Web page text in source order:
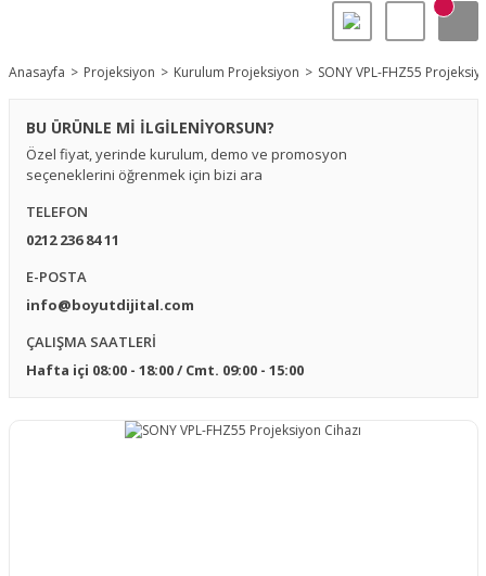
Anasayfa Projeksiyon Kurulum Projeksiyon SONY VPL-FHZ55
BU ÜRÜNLE Mİ İLGİLENİYORSUN?
Özel fiyat, yerinde kurulum, demo ve promosyon
seçeneklerini öğrenmek için bizi ara
TELEFON
0212 236 84 11
E-POSTA
info@boyutdijital.com
ÇALIŞMA SAATLERİ
Hafta içi 08:00 - 18:00 / Cmt. 09:00 - 15:00